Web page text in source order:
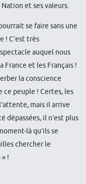
et ses valeurs.
se faire sans une
! C’est très
auquel nous
et les Français !
la conscience
peuple ! Certes, les
mais il arrive
dépassées, il n’est plus
là qu’ils se
chercher le
!